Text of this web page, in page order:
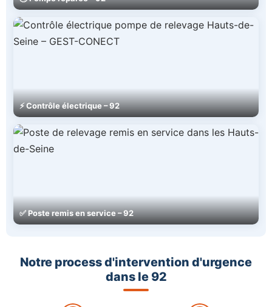
⚡ Contrôle électrique – 92
✅ Poste remis en service – 92
Notre process d'intervention d'urgence
dans le 92